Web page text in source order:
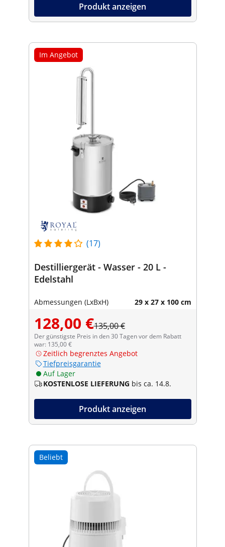
Produkt anzeigen
Im Angebot
(17)
Destilliergerät - Wasser - 20 L -
Edelstahl
Abmessungen (LxBxH) 29 x 27 x 100 cm
128,00 €135,00 €
Der günstigste Preis in den 30 Tagen vor dem Rabatt
war: 135,00 €
Zeitlich begrenztes Angebot
Tiefpreisgarantie
Auf Lager
KOSTENLOSE LIEFERUNG bis ca. 14.8.
Produkt anzeigen
Beliebt